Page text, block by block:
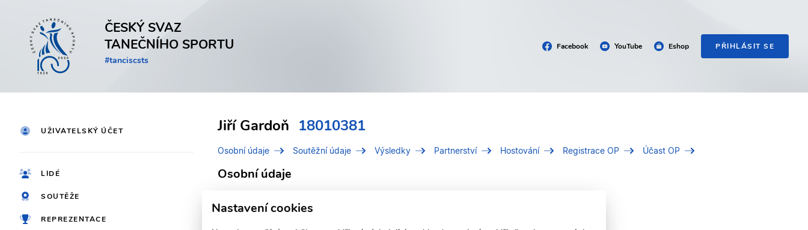
ČESKÝ SVAZ
TANEČNÍHO SPORTU
#tanciscsts
Facebook YouTube Eshop PŘIHLÁSIT SE
UŽIVATELSKÝ ÚČET
LIDÉ
SOUTĚŽE
REPREZENTACE
Jiří Gardoň 18010381
Osobní údaje Soutěžní údaje Výsledky Partnerství Hostování Registrace OP Účast OP
Osobní údaje
Identifikační číslo (IDT)
Nastavení cookies